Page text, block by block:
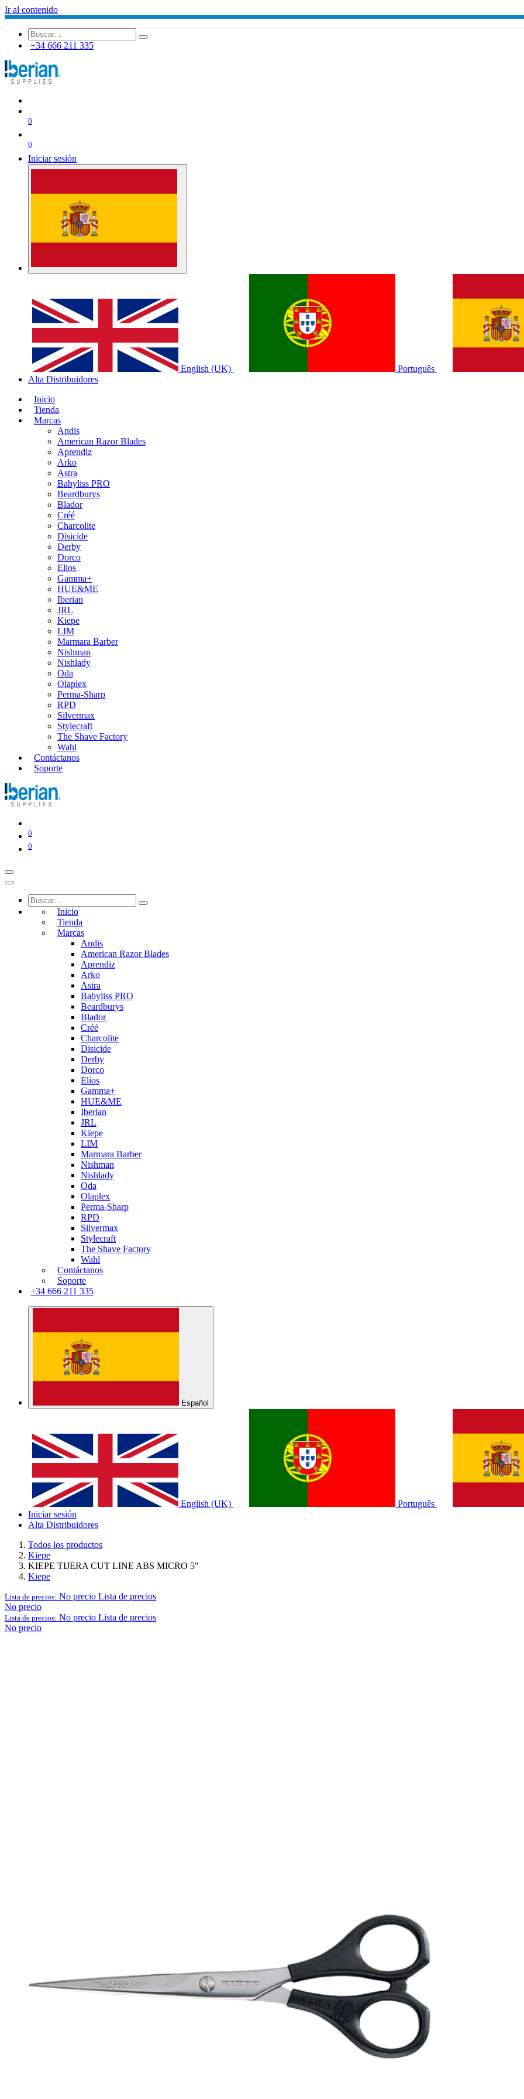
Ir al contenido
+34 666 211 335
0
0
Iniciar sesión
English (UK) Português
Alta Distribuidores
Inicio
Tienda
Marcas
Andis
American Razor Blades
Aprendiz
Arko
Astra
Babyliss PRO
Beardburys
Blador
Créé
Charcolite
Disicide
Derby
Dorco
Elios
Gamma+
HUE&ME
Iberian
JRL
Kiepe
LIM
Marmara Barber
Nishman
Nishlady
Oda
Olaplex
Perma-Sharp
RPD
Silvermax
Stylecraft
The Shave Factory
Wahl
Contáctanos
Soporte
0
0
Inicio
Tienda
Marcas
Andis
American Razor Blades
Aprendiz
Arko
Astra
Babyliss PRO
Beardburys
Blador
Créé
Charcolite
Disicide
Derby
Dorco
Elios
Gamma+
HUE&ME
Iberian
JRL
Kiepe
LIM
Marmara Barber
Nishman
Nishlady
Oda
Olaplex
Perma-Sharp
RPD
Silvermax
Stylecraft
The Shave Factory
Wahl
Contáctanos
Soporte
+34 666 211 335
Español
English (UK) Português
Iniciar sesión
Alta Distribuidores
Todos los productos
Kiepe
KIEPE TIJERA CUT LINE ABS MICRO 5"
Kiepe
Lista de precios: No precio Lista de precios
No precio
Lista de precios: No precio Lista de precios
No precio